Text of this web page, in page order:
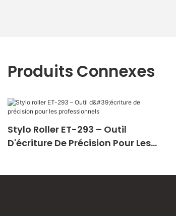
Produits Connexes
Stylo Roller ET-293 – Outil
D'écriture De Précision Pour Les